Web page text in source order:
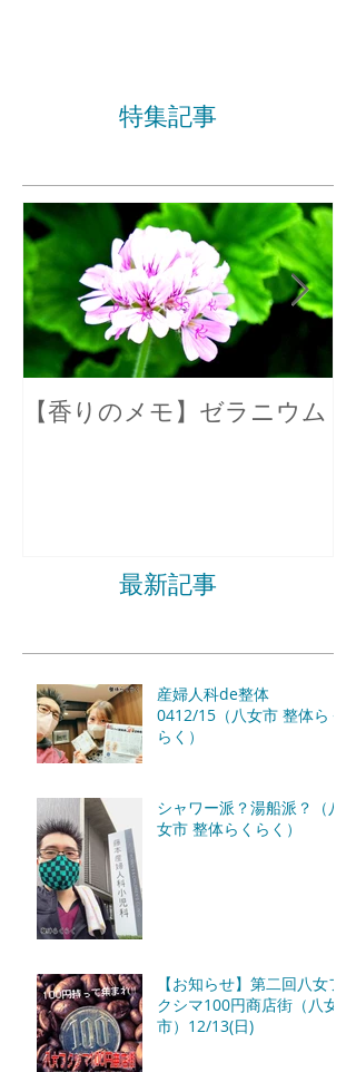
特集記事
【香りのメモ】ゼラニウム
最新記事
産婦人科de整体
0412/15（八女市 整体らく
らく）
シャワー派？湯船派？（八
女市 整体らくらく）
【お知らせ】第二回八女フ
クシマ100円商店街（八女
市）12/13(日)